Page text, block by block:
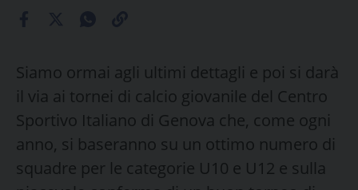
Siamo ormai agli ultimi dettagli e poi si darà
il via ai tornei di calcio giovanile del Centro
Sportivo Italiano di Genova che, come ogni
anno, si baseranno su un ottimo numero di
squadre per le categorie U10 e U12 e sulla